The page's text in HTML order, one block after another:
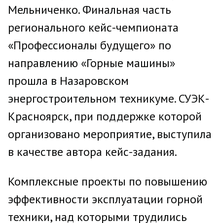
Мельниченко. Финальная часть
регионального кейс-чемпионата
«Профессионалы будущего» по
направлению «Горные машины»
прошла в Назаровском
энергостроительном техникуме. СУЭК-
Красноярск, при поддержке которой
организовано мероприятие, выступила
в качестве автора кейс-задания.
Комплексные проекты по повышению
эффективности эксплуатации горной
техники, над которыми трудились